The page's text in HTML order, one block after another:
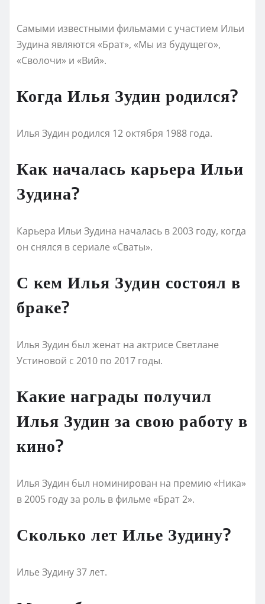
Самыми известными фильмами с участием Ильи
Зудина являются «Брат», «Мы из будущего»,
«Сволочи» и «Вий».
Когда Илья Зудин родился?
Илья Зудин родился 12 октября 1988 года.
Как началась карьера Ильи
Зудина?
Карьера Ильи Зудина началась в 2003 году, когда
он снялся в сериале «Сваты».
С кем Илья Зудин состоял в
браке?
Илья Зудин был женат на актрисе Светлане
Устиновой с 2010 по 2017 годы.
Какие награды получил
Илья Зудин за свою работу в
кино?
Илья Зудин был номинирован на премию «Ника»
в 2005 году за роль в фильме «Брат 2».
Сколько лет Илье Зудину?
Илье Зудину 37 лет.